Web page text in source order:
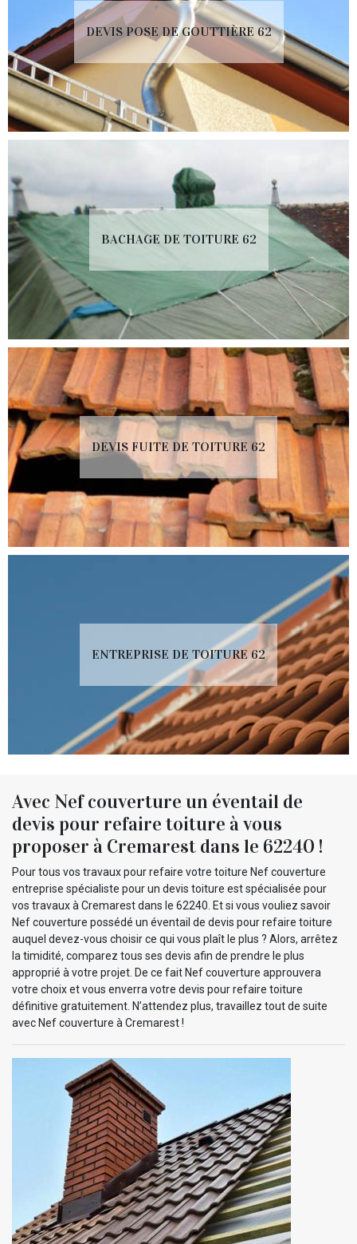
DEVIS POSE DE GOUTTIÈRE 62
BACHAGE DE TOITURE 62
DEVIS FUITE DE TOITURE 62
ENTREPRISE DE TOITURE 62
Avec Nef couverture un éventail de
devis pour refaire toiture à vous
proposer à Cremarest dans le 62240 !
Pour tous vos travaux pour refaire votre toiture Nef couverture
entreprise spécialiste pour un devis toiture est spécialisée pour
vos travaux à Cremarest dans le 62240. Et si vous vouliez savoir
Nef couverture possédé un éventail de devis pour refaire toiture
auquel devez-vous choisir ce qui vous plaît le plus ? Alors, arrêtez
la timidité, comparez tous ses devis afin de prendre le plus
approprié à votre projet. De ce fait Nef couverture approuvera
votre choix et vous enverra votre devis pour refaire toiture
définitive gratuitement. N’attendez plus, travaillez tout de suite
avec Nef couverture à Cremarest !